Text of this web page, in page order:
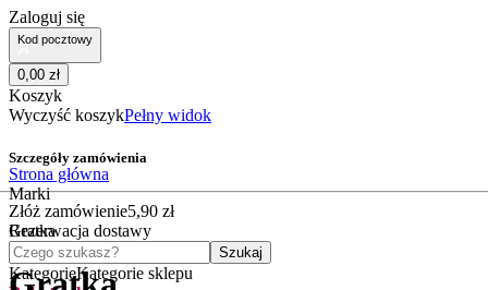
Zaloguj się
Kod pocztowy
0,00 zł
Koszyk
Wyczyść koszykPełny widok
Szczegóły zamówienia
Złóż zamówienie5,90 zł
Rezerwacja dostawy
Czego szukasz?
Szukaj
KategorieKategorie sklepu
Strona główna
Marki
Gratka